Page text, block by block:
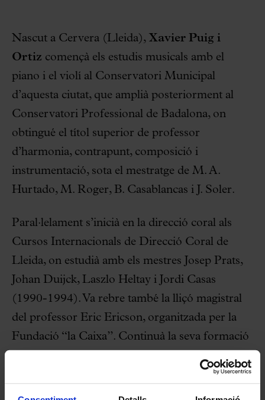
Nascut a Cervera (Lleida), Xavier Puig i
Ortiz començà els estudis musicals amb el
piano i el violí al Conservatori Municipal
d’aquesta ciutat, que amplià posteriorment al
Conservatori Professional de Badalona, on
obtingué el títol superior de professor
d’harmonia, contrapunt, composició i
instrumentació, sota el mestratge de M. A.
Hurtado, M. Roger, B. Casablancas i J. Soler.
Paral·lelament s’inicià en la direcció coral als
Cursos Internacionals de Direcció Coral de
Lleida, on estudià amb els mestres Josep Prats,
Johan Duijck, Laszlo Heltay i Jordi Casas
(1990-1994). Va rebre també la lliçó magistral
del professor Eric Ericson, organitzada per la
Fundació “la Caixa”. Continuà la seva formació
Direcció impartits pel professor Pierre Cao a
Catalunya (1996-1998) i a l’Académie